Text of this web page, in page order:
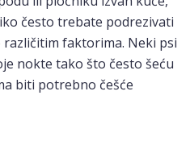
često trebate podrezivati
faktorima. Neki psi
nokte tako što često šeću
biti potrebno češće